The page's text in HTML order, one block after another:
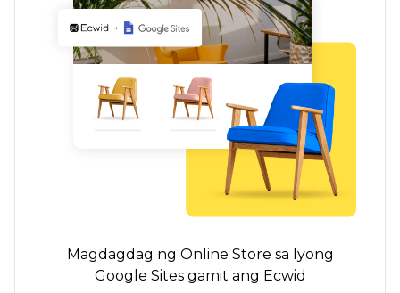
Magdagdag ng Online Store sa Iyong
Google Sites gamit ang Ecwid